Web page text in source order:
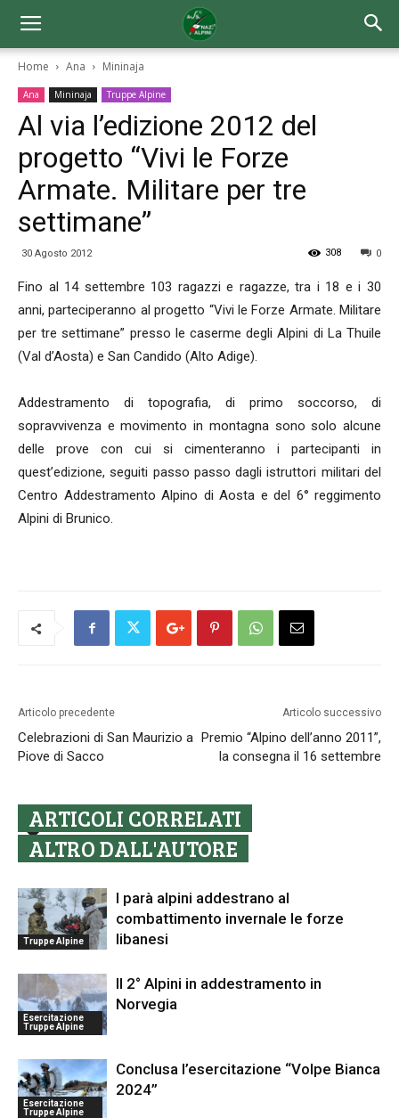
Home Ana Mininaja
Ana Mininaja Truppe Alpine
Al via l’edizione 2012 del
progetto “Vivi le Forze
Armate. Militare per tre
settimane”
30 Agosto 2012 0
308
Fino al 14 settembre 103 ragazzi e ragazze, tra i 18 e i 30
anni, parteciperanno al progetto “Vivi le Forze Armate. Militare
per tre settimane” presso le caserme degli Alpini di La Thuile
(Val d’Aosta) e San Candido (Alto Adige).
Addestramento di topografia, di primo soccorso, di
sopravvivenza e movimento in montagna sono solo alcune
delle prove con cui si cimenteranno i partecipanti in
quest’edizione, seguiti passo passo dagli istruttori militari del
Centro Addestramento Alpino di Aosta e del 6° reggimento
Alpini di Brunico.
Articolo precedente
Celebrazioni di San Maurizio a
Piove di Sacco
Articolo successivo
Premio “Alpino dell’anno 2011”,
la consegna il 16 settembre
ARTICOLI CORRELATI
ALTRO DALL'AUTORE
Truppe Alpine
I parà alpini addestrano al
combattimento invernale le forze
libanesi
Esercitazione
Truppe Alpine
Il 2° Alpini in addestramento in
Norvegia
Esercitazione
Truppe Alpine
Conclusa l’esercitazione “Volpe Bianca
2024”